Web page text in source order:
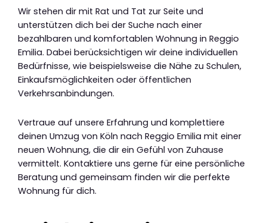
Wir stehen dir mit Rat und Tat zur Seite und
unterstützen dich bei der Suche nach einer
bezahlbaren und komfortablen Wohnung in Reggio
Emilia. Dabei berücksichtigen wir deine individuellen
Bedürfnisse, wie beispielsweise die Nähe zu Schulen,
Einkaufsmöglichkeiten oder öffentlichen
Verkehrsanbindungen.
Vertraue auf unsere Erfahrung und komplettiere
deinen Umzug von Köln nach Reggio Emilia mit einer
neuen Wohnung, die dir ein Gefühl von Zuhause
vermittelt. Kontaktiere uns gerne für eine persönliche
Beratung und gemeinsam finden wir die perfekte
Wohnung für dich.